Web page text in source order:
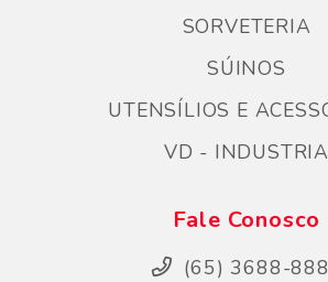
SORVETERIA
SÚINOS
UTENSÍLIOS E
VD - INDUSTRIA
Fale Conosco
(65) 3688-